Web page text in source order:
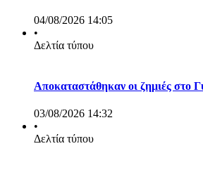
04/08/2026 14:05
•
Δελτία τύπου
Αποκαταστάθηκαν οι ζημιές στο
03/08/2026 14:32
•
Δελτία τύπου